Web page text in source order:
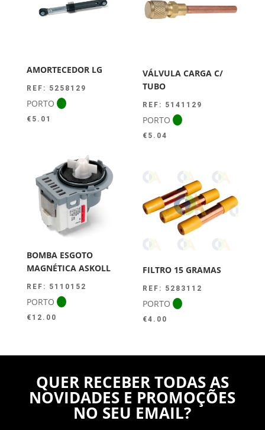
AMORTECEDOR LG
REF: 5258129
PORTO
€ 5.01
VÁLVULA CARGA C/
TUBO
REF: 5141129
PORTO
€ 5.04
BOMBA ESGOTO
MAGNÉTICA ASKOLL
REF: 5110152
PORTO
€ 12.00
FILTRO 15 GRAMAS
REF: 5283112
PORTO
€4.00
QUER RECEBER TODAS AS
NOVIDADES E PROMOÇÕES
NO SEU EMAIL?